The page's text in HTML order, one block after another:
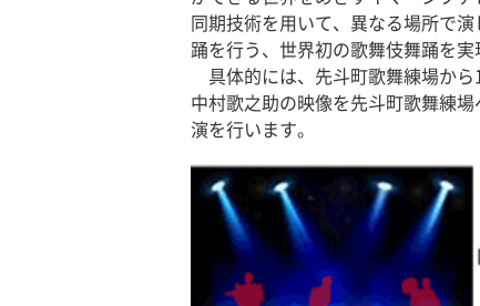
同期技術を用いて、異なる場所で
踊を行う、世界初の歌舞伎舞踊を実
具体的には、先斗町歌舞練場か
中村歌之助の映像を先斗町歌舞練
演を行います。